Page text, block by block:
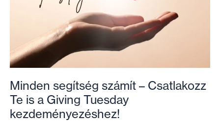
Minden segítség számít – Csatlakozz
Te is a Giving Tuesday
kezdeményezéshez!